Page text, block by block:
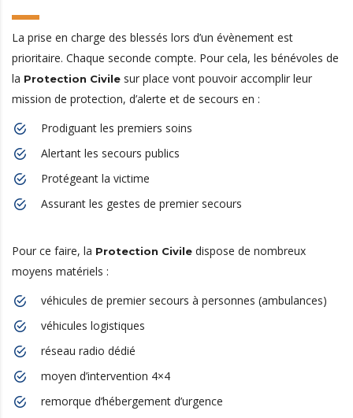
La prise en charge des blessés lors d’un évènement est
prioritaire. Chaque seconde compte. Pour cela, les bénévoles de
la Protection Civile sur place vont pouvoir accomplir leur
mission de protection, d’alerte et de secours en :
Prodiguant les premiers soins
Alertant les secours publics
Protégeant la victime
Assurant les gestes de premier secours
Pour ce faire, la Protection Civile dispose de nombreux
moyens matériels :
véhicules de premier secours à personnes (ambulances)
véhicules logistiques
réseau radio dédié
moyen d’intervention 4×4
remorque d’hébergement d’urgence